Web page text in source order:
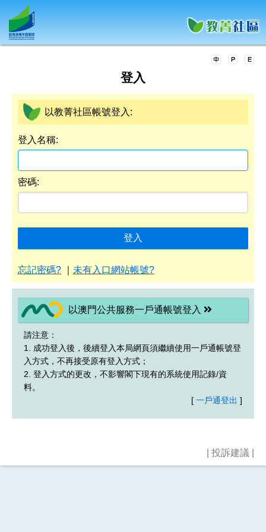
登入
以教菁社區帳號登入:
登入名稱:
密碼:
登入
忘記密碼? 未有入口網站帳號?
以澳門公共服務一戶通帳號登入
請注意：
1. 成功登入後，後續登入本局網頁須繼續使用一戶通帳號登
入方式，不再接受原有登入方式；
2. 登入方式的更改，不影響閣下現有的系統使用記錄/資
料。
[ 一戶通登出 ]
投訴建議